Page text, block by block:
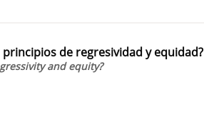
de regresividad y equidad?
and equity?